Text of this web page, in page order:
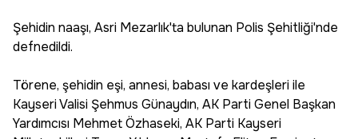
Şehidin naaşı, Asri Mezarlık'ta bulunan Polis Şehitliği'nde
defnedildi.
Törene, şehidin eşi, annesi, babası ve kardeşleri ile
Kayseri Valisi Şehmus Günaydın, AK Parti Genel Başkan
Yardımcısı Mehmet Özhaseki, AK Parti Kayseri